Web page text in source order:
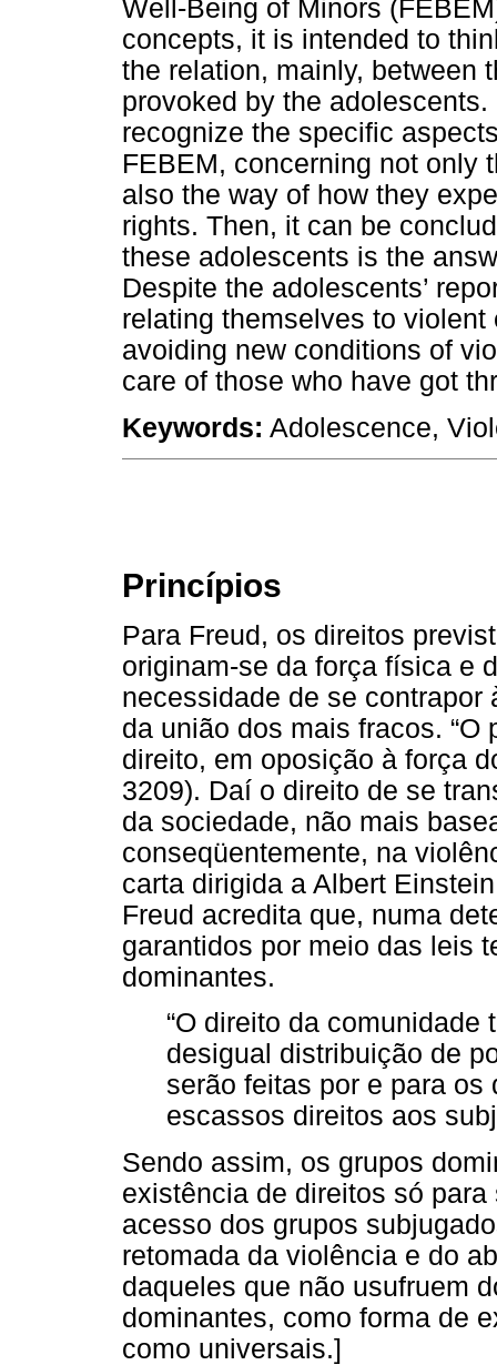
Well-Being of Minors
concepts, it is intended to
the relation, mainly, between
provoked by the
recognize the specific
FEBEM, concerning not only
also the way of how they
rights. Then, it can be
these adolescents is the
Despite the adolescents’
relating themselves to
avoiding new conditions of
care of those who have got
Keywords: Adolescence,
Princípios
Para Freud, os direitos
originam-se da força física e
necessidade de se
da união dos mais fracos.
direito, em oposição à força
3209). Daí o direito de se
da sociedade, não mais
conseqüentemente, na
carta dirigida a Albert
Freud acredita que, numa
garantidos por meio das leis
dominantes.
“O direito da
desigual distribuição de
serão feitas por e para
escassos direitos aos
Sendo assim, os grupos
existência de direitos só
acesso dos grupos
retomada da violência e do
daqueles que não usufruem
dominantes, como forma de
como universais.]